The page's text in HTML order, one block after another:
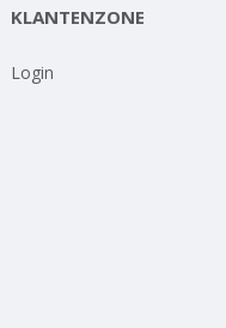
KLANTENZONE
Login